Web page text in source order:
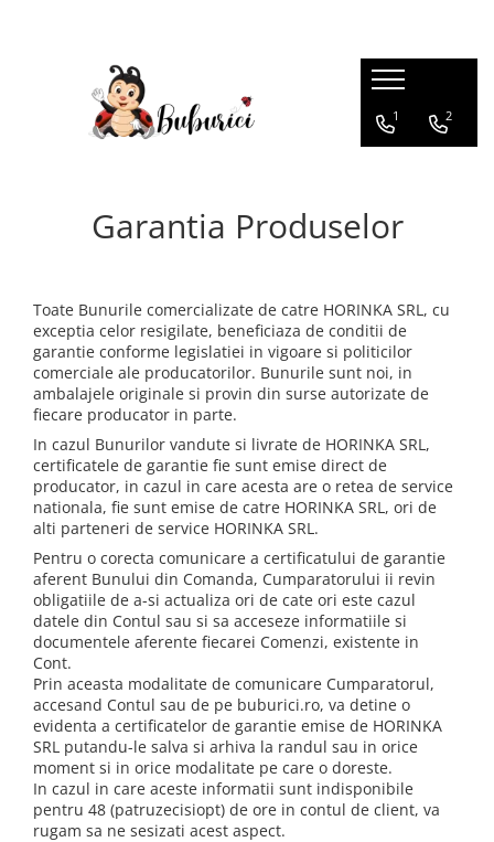
Bucătărie
Pluș
Muzicale
Bebeluși
Diverse
Păpuși
Mașinuțe
0-1 Ani
2-4 Ani
5-7 Ani
8-10 Ani
+10 Ani
1 2
Garantia Produselor
Toate Bunurile comercializate de catre HORINKA SRL, cu
exceptia celor resigilate, beneficiaza de conditii de
garantie conforme legislatiei in vigoare si politicilor
comerciale ale producatorilor. Bunurile sunt noi, in
ambalajele originale si provin din surse autorizate de
fiecare producator in parte.
In cazul Bunurilor vandute si livrate de HORINKA SRL,
certificatele de garantie fie sunt emise direct de
producator, in cazul in care acesta are o retea de service
nationala, fie sunt emise de catre HORINKA SRL, ori de
alti parteneri de service HORINKA SRL.
Pentru o corecta comunicare a certificatului de garantie
aferent Bunului din Comanda, Cumparatorului ii revin
obligatiile de a-si actualiza ori de cate ori este cazul
datele din Contul sau si sa acceseze informatiile si
documentele aferente fiecarei Comenzi, existente in
Cont.
Prin aceasta modalitate de comunicare Cumparatorul,
accesand Contul sau de pe buburici.ro, va detine o
evidenta a certificatelor de garantie emise de HORINKA
SRL putandu-le salva si arhiva la randul sau in orice
moment si in orice modalitate pe care o doreste.
In cazul in care aceste informatii sunt indisponibile
pentru 48 (patruzecisiopt) de ore in contul de client, va
rugam sa ne sesizati acest aspect.